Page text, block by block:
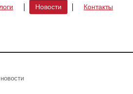
Новости Контакты